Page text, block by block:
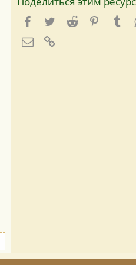
Facebook
TwitterReddit Pinterest
E-mail